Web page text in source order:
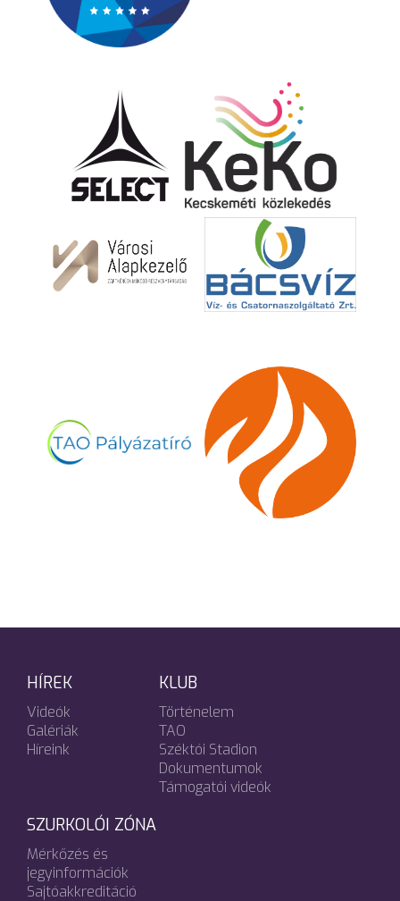
HÍREK
Videók
Galériák
Híreink
KLUB
Történelem
TAO
Széktói Stadion
Dokumentumok
Támogatói videók
SZURKOLÓI ZÓNA
Mérkőzés és
jegyinformációk
Sajtóakkreditáció